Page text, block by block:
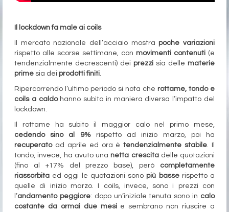
Il lockdown fa male ai coils
Il mercato nazionale dell’acciaio mostra poche variazioni
rispetto alle scorse settimane, con movimenti contenuti (e
tendenzialmente decrescenti) dei prezzi sia delle materie
prime sia dei prodotti finiti.
Ripercorrendo l’ultimo periodo si nota che rottame, tondo e
coils a caldohanno subito in maniera diversa l’impatto del
lockdown.
Il rottame ha subito il maggior calo nel primo mese,
cedendo sino al 9%rispetto ad inizio marzo, poi ha
recuperatoad aprile ed ora ètendenzialmente stabile. Il
tondo, invece, ha avuto una netta crescitadelle quotazioni
(fino al +17% del prezzo base), però completamente
riassorbita ed oggi le quotazioni sono più basserispetto a
quelle di inizio marzo. I coils, invece, sono i prezzi con
l’andamento peggiore: dopo un’iniziale tenuta sono in calo
costante da ormai due mesie sembrano non riuscire a